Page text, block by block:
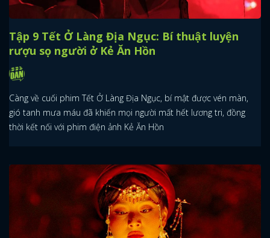
Tập 9 Tết Ở Làng Địa Ngục: Bí thuật luyện
rượu sọ người ở Kẻ Ăn Hồn
Càng về cuối phim Tết Ở Làng Địa Ngục, bí mật được vén màn,
gió tanh mưa máu đã khiến mọi người mất hết lương tri, đồng
thời kết nối với phim điện ảnh Kẻ Ăn Hồn